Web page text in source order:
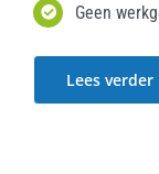
Geen
Lees verder